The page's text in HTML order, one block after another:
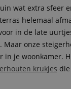
wat extra sfeer
helemaal
in de late
Maar onze
in je woonkamer.
krukjes